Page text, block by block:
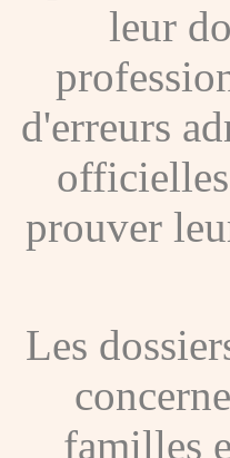
leur
d'erreurs
prouver
Les
familles